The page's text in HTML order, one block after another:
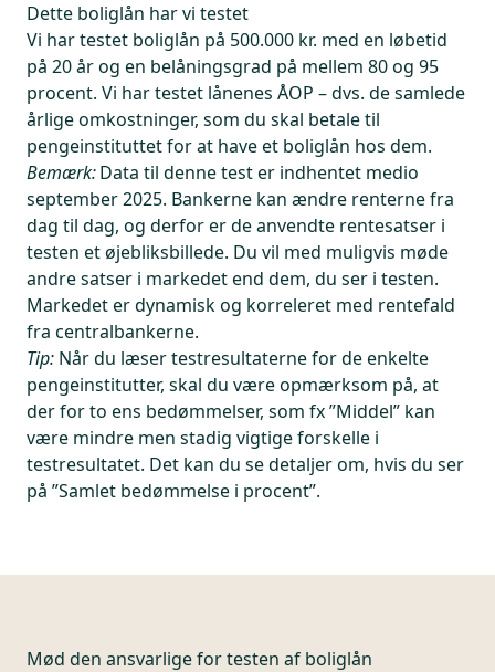
Dette boliglån har vi testet
Vi har testet boliglån på 500.000 kr. med en løbetid
på 20 år og en belåningsgrad på mellem 80 og 95
procent. Vi har testet lånenes ÅOP – dvs. de samlede
årlige omkostninger, som du skal betale til
pengeinstituttet for at have et boliglån hos dem.
Bemærk:Data til denne test er indhentet medio
september 2025. Bankerne kan ændre renterne fra
dag til dag, og derfor er de anvendte rentesatser i
testen et øjebliksbillede. Du vil med muligvis møde
andre satser i markedet end dem, du ser i testen.
Markedet er dynamisk og korreleret med rentefald
fra centralbankerne.
Tip: Når du læser testresultaterne for de enkelte
pengeinstitutter, skal du være opmærksom på, at
der for to ens bedømmelser, som fx ”Middel” kan
være mindre men stadig vigtige forskelle i
testresultatet. Det kan du se detaljer om, hvis du ser
på ”Samlet bedømmelse i procent”.
Mød den ansvarlige fortesten af boliglån